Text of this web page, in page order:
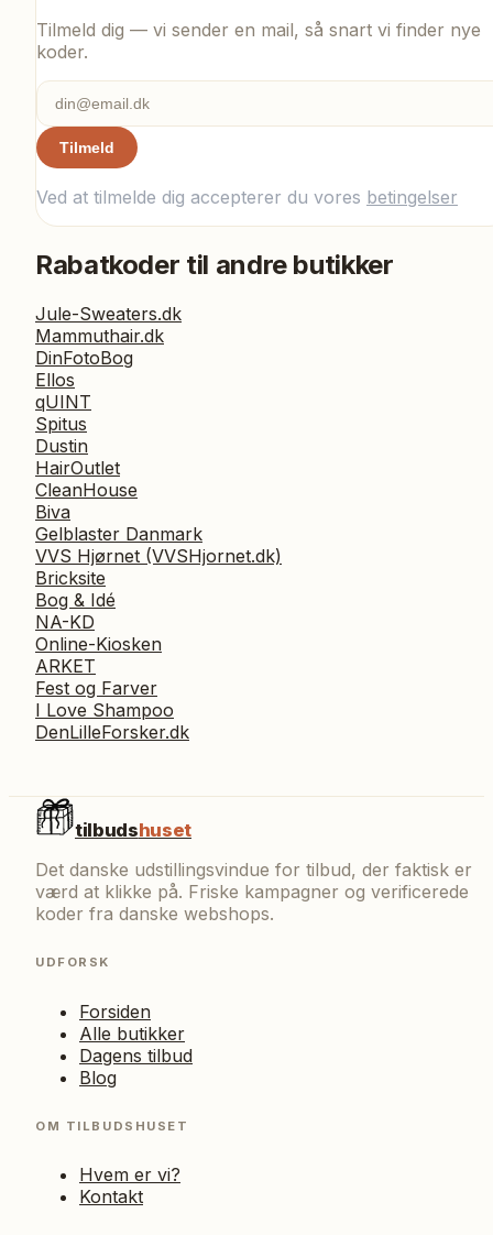
Tilmeld dig — vi sender en mail, så snart vi finder nye
koder.
Tilmeld
Ved at tilmelde dig accepterer du vores betingelser
Rabatkoder til andre butikker
Jule-Sweaters.dk
Mammuthair.dk
DinFotoBog
Ellos
qUINT
Spitus
Dustin
HairOutlet
CleanHouse
Biva
Gelblaster Danmark
VVS Hjørnet (VVSHjornet.dk)
Bricksite
Bog & Idé
NA-KD
Online-Kiosken
ARKET
Fest og Farver
I Love Shampoo
DenLilleForsker.dk
tilbudshuset
Det danske udstillingsvindue for tilbud, der faktisk er
værd at klikke på. Friske kampagner og verificerede
koder fra danske webshops.
UDFORSK
Forsiden
Alle butikker
Dagens tilbud
Blog
OM TILBUDSHUSET
Hvem er vi?
Kontakt